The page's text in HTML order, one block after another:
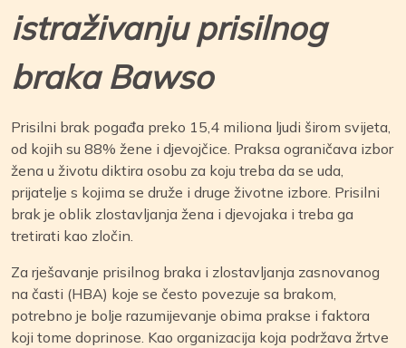
istraživanju prisilnog
braka Bawso
Prisilni brak pogađa preko 15,4 miliona ljudi širom svijeta,
od kojih su 88% žene i djevojčice. Praksa ograničava izbor
žena u životu diktira osobu za koju treba da se uda,
prijatelje s kojima se druže i druge životne izbore. Prisilni
brak je oblik zlostavljanja žena i djevojaka i treba ga
tretirati kao zločin.
Za rješavanje prisilnog braka i zlostavljanja zasnovanog
na časti (HBA) koje se često povezuje sa brakom,
potrebno je bolje razumijevanje obima prakse i faktora
koji tome doprinose. Kao organizacija koja podržava žrtve